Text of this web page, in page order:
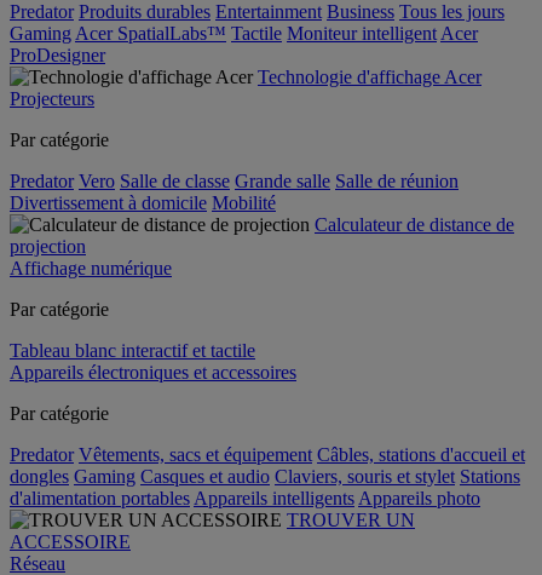
Predator Produits durables Entertainment Business Tous les jours
Gaming Acer SpatialLabs™ Tactile Moniteur intelligent Acer
ProDesigner
Technologie d'affichage Acer
Projecteurs
Par catégorie
Predator Vero Salle de classe Grande salle Salle de réunion
Divertissement à domicile Mobilité
Calculateur de distance de
projection
Affichage numérique
Par catégorie
Tableau blanc interactif et tactile
Appareils électroniques et accessoires
Par catégorie
Predator Vêtements, sacs et équipement Câbles, stations d'accueil et
dongles Gaming Casques et audio Claviers, souris et stylet Stations
d'alimentation portables Appareils intelligents Appareils photo
TROUVER UN
ACCESSOIRE
Réseau